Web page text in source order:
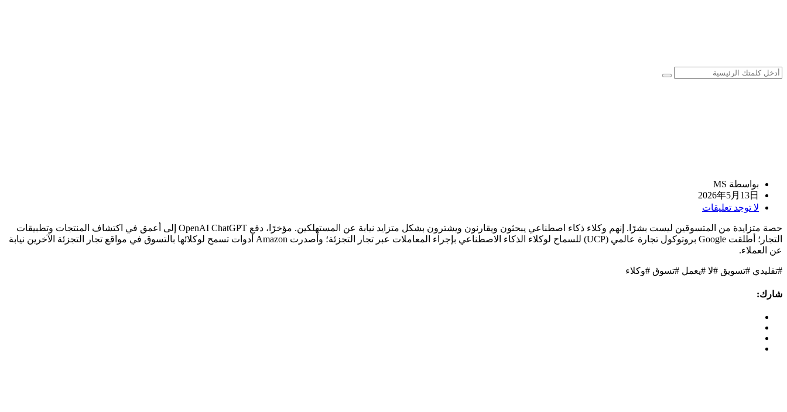
بواسطة MS
2026年5月13日
لا توجد تعليقات
حصة متزايدة من المتسوقين ليست بشرًا. إنهم وكلاء ذكاء اصطناعي يبحثون ويقارنون ويشترون بشكل متزايد نيابة عن المستهلكين. مؤخرًا، دفع OpenAI ChatGPT إلى أعمق في اكتشاف المنتجات وتطبيقات
التجار؛ أطلقت Google بروتوكول تجارة عالمي (UCP) للسماح لوكلاء الذكاء الاصطناعي بإجراء المعاملات عبر تجار التجزئة؛ وأصدرت Amazon أدوات تسمح لوكلائها بالتسوق في مواقع تجار التجزئة الآخرين نيابة
عن العملاء.
#تقليدي #تسويق #لا #يعمل #تسوق #وكلاء
شارك: